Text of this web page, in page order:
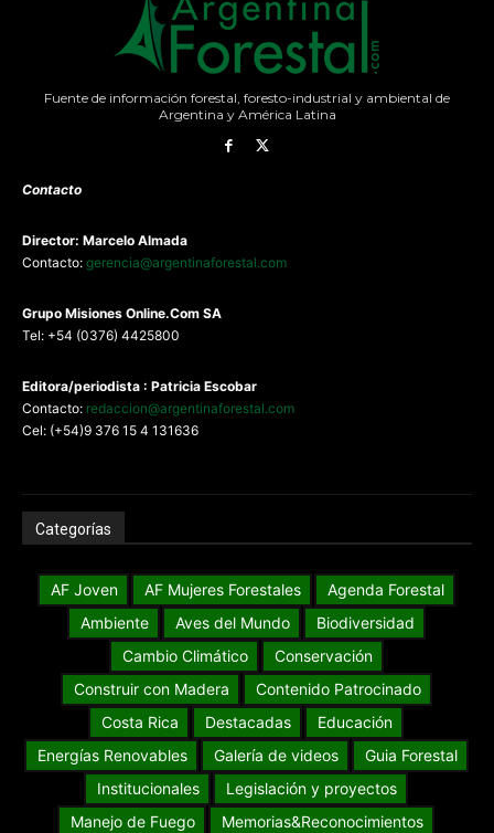
Fuente de información forestal, foresto-industrial y ambiental de
Argentina y América Latina
Contacto
Director: Marcelo Almada
Contacto: gerencia@argentinaforestal.com
Grupo Misiones Online.Com SA
Tel: +54 (0376) 4425800
Editora/periodista : Patricia Escobar
Contacto: redaccion@argentinaforestal.com
Cel: (+54)9 376 15 4 131636
Categorías
AF Joven AF Mujeres Forestales
Agenda Forestal
Ambiente
Aves del Mundo
Biodiversidad
Cambio Climático
Conservación
Construir con Madera
Contenido Patrocinado
Costa Rica
Destacadas
Educación
Energías Renovables
Galería de videos
Guia Forestal
Institucionales
Legislación y proyectos
Manejo de Fuego
Memorias&Reconocimientos